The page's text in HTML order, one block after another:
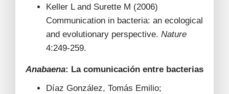
Keller L and Surette M (2006)
Communication in bacteria: an ecological
and evolutionary perspective. Nature
4:249-259.
Anabaena: La comunicación entre bacterias
Díaz González, Tomás Emilio;